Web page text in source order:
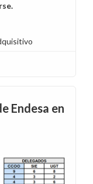
Endesa en